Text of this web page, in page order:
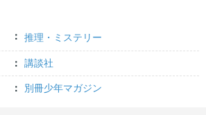
推理・ミステリー
講談社
別冊少年マガジン